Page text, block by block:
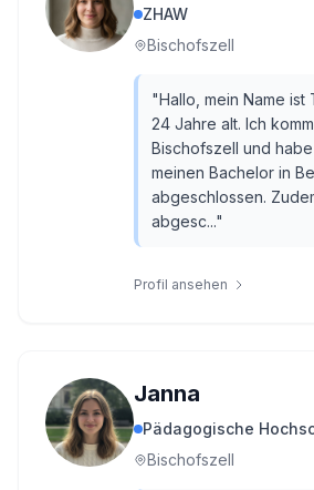
ZHAW
Bischofszell
"Hallo, mein Name ist
24 Jahre alt. Ich
Bischofszell und
meinen Bachelor in
abgeschlossen.
abgesc..."
Profil ansehen
Janna
Pädagogische
Bischofszell